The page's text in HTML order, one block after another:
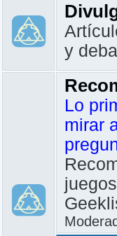
y
Lo
mirar